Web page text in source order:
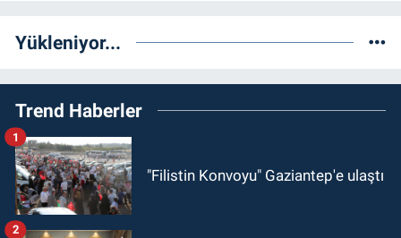
Yükleniyor...
Trend Haberler
"Filistin Konvoyu" Gaziantep'e ulaştı
1
2